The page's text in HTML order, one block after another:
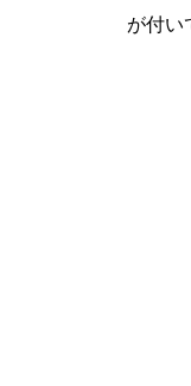
が付い